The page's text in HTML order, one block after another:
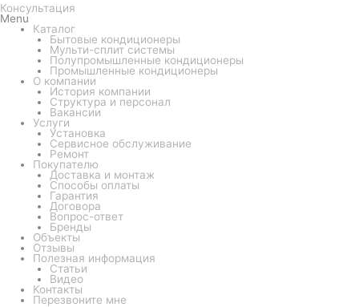
Консультация
Menu
Каталог
Бытовые кондиционеры
Мульти-сплит системы
Полупромышленные кондиционеры
Промышленные кондиционеры
О компании
История компании
Структура и персонал
Вакансии
Услуги
Установка
Сервисное обслуживание
Ремонт
Покупателю
Доставка и монтаж
Способы оплаты
Гарантия
Договора
Вопрос-ответ
Бренды
Объекты
Отзывы
Полезная информация
Статьи
Видео
Контакты
Перезвоните мне